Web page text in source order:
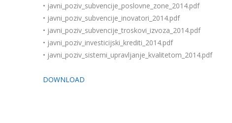
• javni_poziv_subvencije_poslovne_zone_2014.pdf
• javni_poziv_subvencije_inovatori_2014.pdf
• javni_poziv_subvencije_troskovi_izvoza_2014.pdf
• javni_poziv_investicijski_krediti_2014.pdf
• javni_poziv_sistemi_upravljanje_kvalitetom_2014.pdf
DOWNLOAD